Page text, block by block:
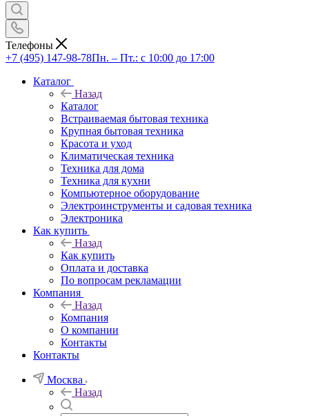
Телефоны
+7 (495) 147-98-78Пн. – Пт.: с 10:00 до 17:00
Каталог
Назад
Каталог
Встраиваемая бытовая техника
Крупная бытовая техника
Красота и уход
Климатическая техника
Техника для дома
Техника для кухни
Компьютерное оборудование
Электроинструменты и садовая техника
Электроника
Как купить
Назад
Как купить
Оплата и доставка
По вопросам рекламации
Компания
Назад
Компания
О компании
Контакты
Контакты
Москва
Назад